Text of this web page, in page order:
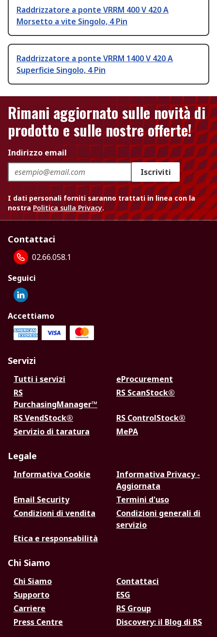
Raddrizzatore a ponte VRRM 400 V 420 A
Morsetto a vite Singolo, 4 Pin
Raddrizzatore a ponte VRRM 1400 V 420 A
Superficie Singolo, 4 Pin
Rimani aggiornato sulle novità di
prodotto e sulle nostre offerte!
Indirizzo email
Iscriviti
I dati personali forniti saranno trattati in linea con la
nostra Politica sulla Privacy.
Contattaci
02.66.058.1
Seguici
Accettiamo
Servizi
Tutti i servizi
eProcurement
RS
PurchasingManager™
RS ScanStock®
RS VendStock®
RS ControlStock®
Servizio di taratura
MePA
Legale
Informativa Cookie
Informativa Privacy -
Aggiornata
Email Security
Termini d'uso
Condizioni di vendita
Condizioni generali di
servizio
Etica e responsabilità
Chi Siamo
Chi Siamo
Contattaci
Supporto
ESG
Carriere
RS Group
Press Centre
Discovery: il Blog di RS